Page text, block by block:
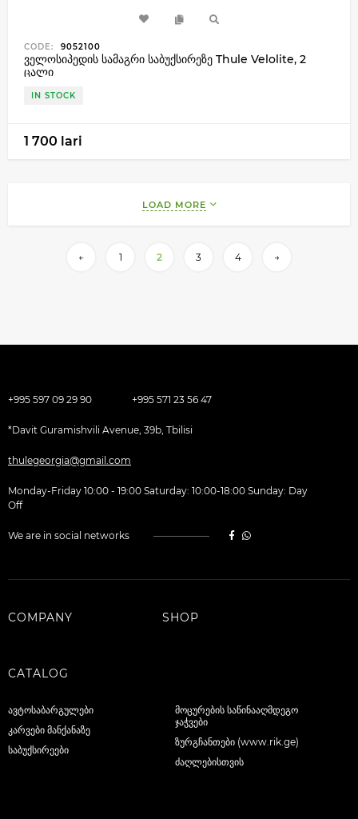
CODE: 9052100
ველოსიპედის სამაგრი საბუქსირეზე Thule Velolite, 2
ცალი
IN STOCK
1 700 lari
LOAD MORE
← 1 2 3 4 →
+995 597 09 29 90 +995 571 23 56 47
*Davit Guramishvili Avenue, 39b, Tbilisi
thulegeorgia@gmail.com
Monday-Friday 10:00 - 19:00 Saturday: 10:00-18:00 Sunday: Day
Off
We are in social networks
COMPANY SHOP
CATALOG
ავტოსაბარგულები
კარვები მანქანაზე
საბუქსირეები
მოცურების საწინააღმდეგო
ჯაჭვები
ზურგჩანთები (www.rik.ge)
ძაღლებისთვის